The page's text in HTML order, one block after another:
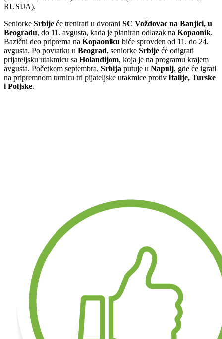
RUSIJA).
Seniorke Srbije će trenirati u dvorani SC Voždovac na Banjici, u
Beogradu, do 11. avgusta, kada je planiran odlazak na Kopaonik.
Bazični deo priprema na Kopaoniku biće sprovden od 11. do 24.
avgusta. Po povratku u Beograd, seniorke Srbije će odigrati
prijateljsku utakmicu sa Holandijom, koja je na programu krajem
avgusta. Početkom septembra, Srbija putuje u Napulj, gde će igrati
na pripremnom turniru tri pijateljske utakmice protiv Italije, Turske
i Poljske.